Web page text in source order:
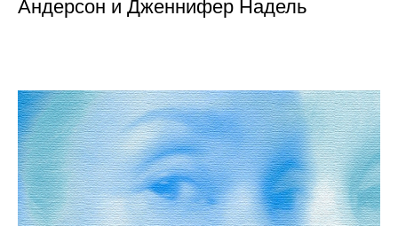
Андерсон и Дженнифер Надель